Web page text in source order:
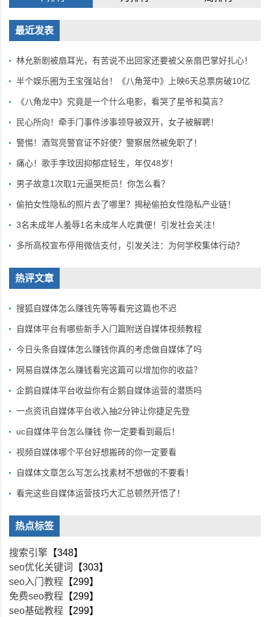
最近发表
林允新剧被扇耳光，有苦说不出回家还要被父亲扇巴掌好扎心！
半个娱乐圈为王宝强站台！《八角笼中》上映6天总票房破10亿
《八角龙中》究竟是一个什么电影，看哭了星爷和莫言？
民心所向！牵手门事件涉事领导被双开，女子被解聘！
警惕！酒驾亮警官证不好使？警察居然被免职了！
痛心！歌手李玟因抑郁症轻生，年仅48岁！
男子故意1次取1元逼哭柜员！你怎么看？
偷拍女性隐私的照片去了哪里？揭秘偷拍女性隐私产业链！
3名未成年人羞辱1名未成年人吃粪便！引发社会关注！
多所高校宣布停用微信支付，引发关注：为何学校集体行动？
热评文章
搜狐自媒体怎么赚钱先等等看完这篇也不迟
自媒体平台有哪些新手入门篇附送自媒体视频教程
今日头条自媒体怎么赚钱你真的考虑做自媒体了吗
网易自媒体怎么赚钱看完这篇可以增加你的收益？
企鹅自媒体平台收益你有企鹅自媒体运营的潜质吗
一点资讯自媒体平台收入抽2分钟让你捷足先登
uc自媒体平台怎么赚钱 你一定要看到最后！
视频自媒体哪个平台好想搬砖的你一定要看
自媒体文章怎么写怎么找素材不想做的不要看！
看完这些自媒体运营技巧大汇总顿然开悟了！
热点标签
搜索引擎 【348】
seo优化关键词
【303】
seo入门教程 【299】
免费seo教程 【299】
seo基础教程 【299】